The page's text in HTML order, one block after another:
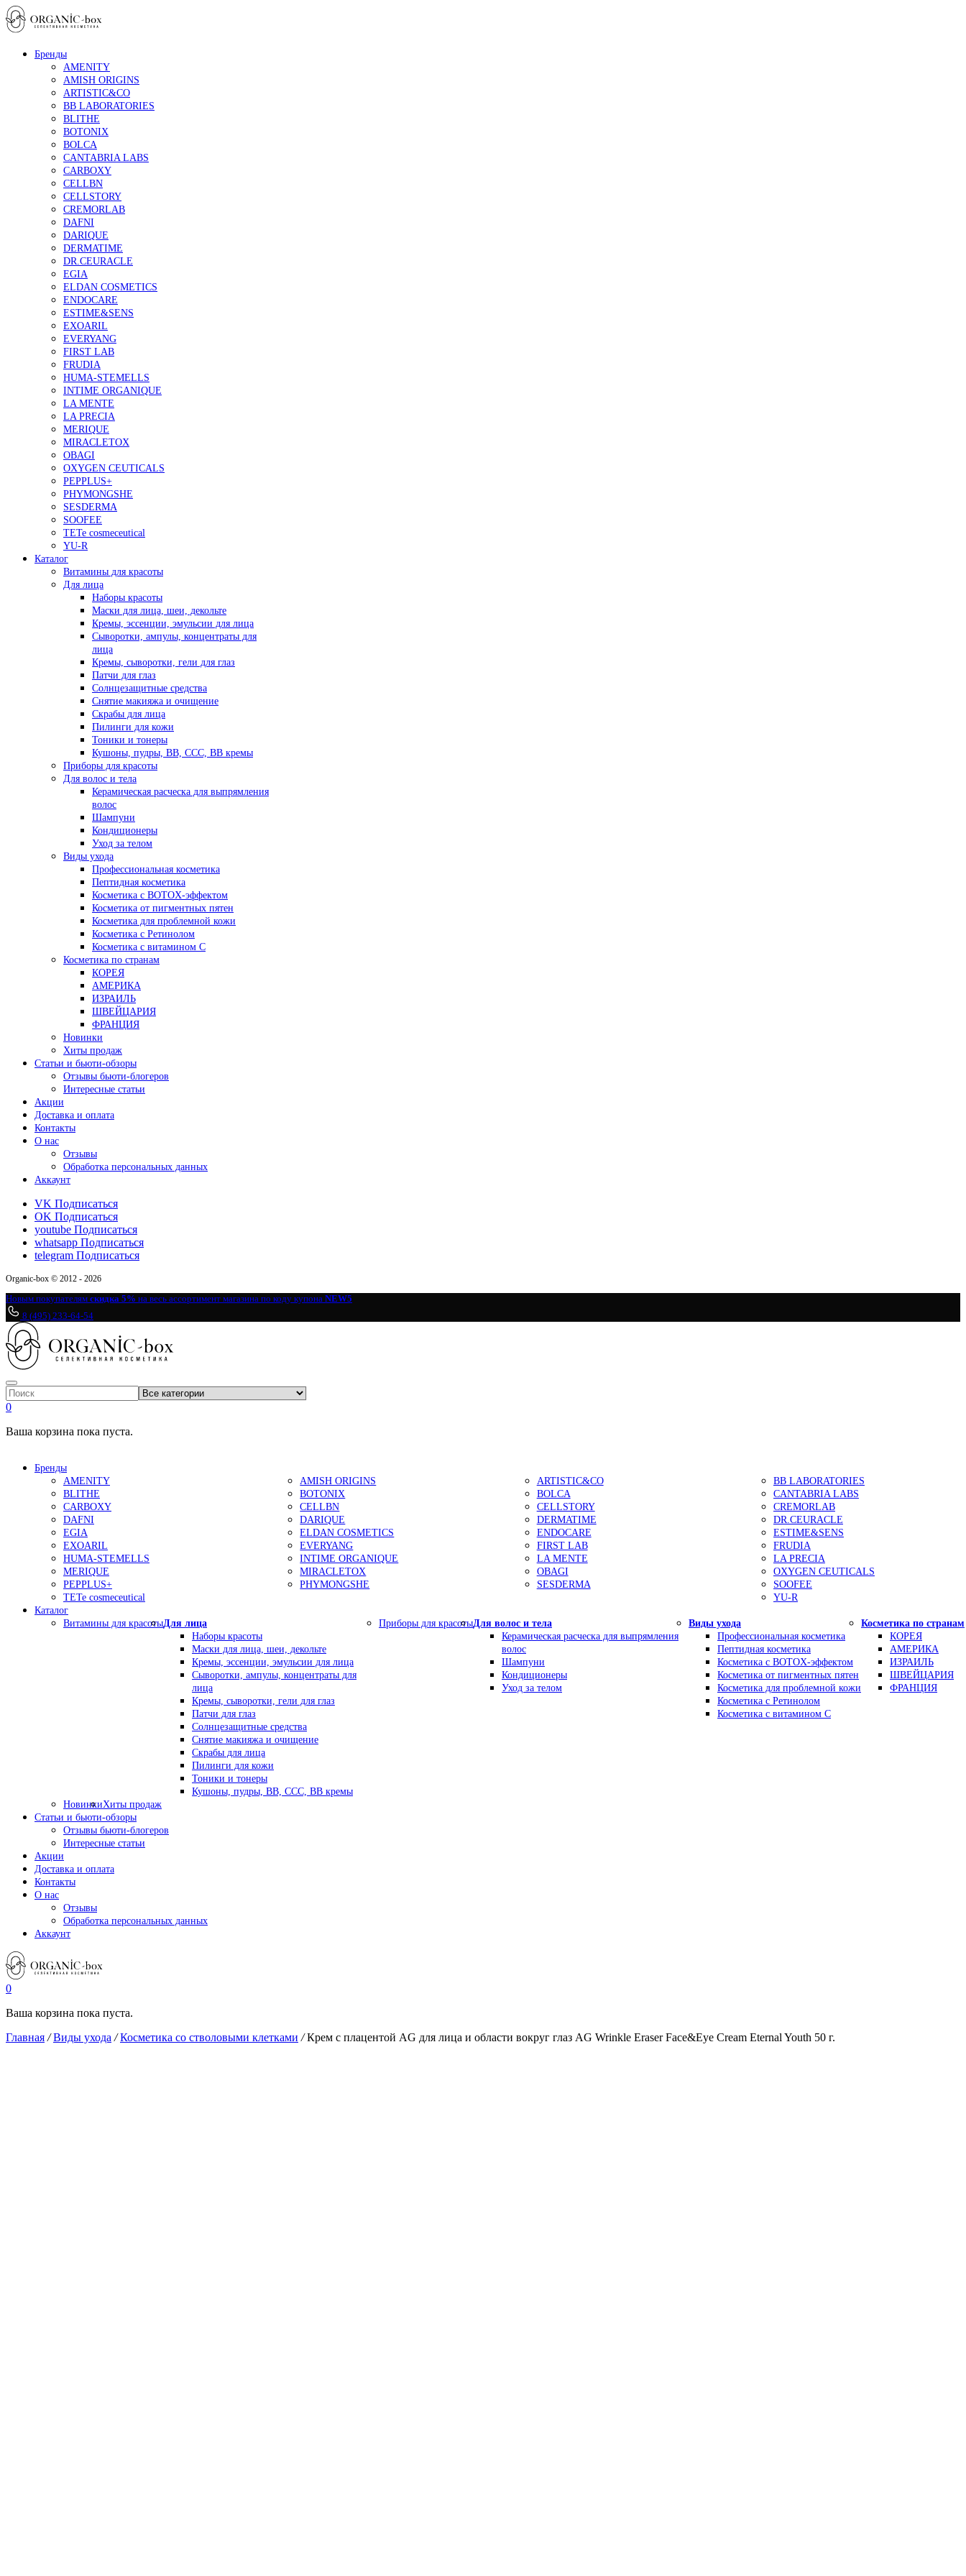
Бренды
AMENITY
AMISH ORIGINS
ARTISTIC&CO
BB LABORATORIES
BLITHE
BOTONIX
BOLCA
CANTABRIA LABS
CARBOXY
CELLBN
CELLSTORY
CREMORLAB
DAFNI
DARIQUE
DERMATIME
DR.CEURACLE
EGIA
ELDAN COSMETICS
ENDOCARE
ESTIME&SENS
EXOARIL
EVERYANG
FIRST LAB
FRUDIA
HUMA-STEMELLS
INTIME ORGANIQUE
LA MENTE
LA PRECIA
MERIQUE
MIRACLETOX
OBAGI
OXYGEN CEUTICALS
PEPPLUS+
PHYMONGSHE
SESDERMA
SOOFEE
TETe cosmeceutical
YU-R
Каталог
Витамины для красоты
Для лица
Наборы красоты
Маски для лица, шеи, декольте
Кремы, эссенции, эмульсии для лица
Сыворотки, ампулы, концентраты для
лица
Кремы, сыворотки, гели для глаз
Патчи для глаз
Солнцезащитные средства
Снятие макияжа и очищение
Скрабы для лица
Пилинги для кожи
Тоники и тонеры
Кушоны, пудры, ВВ, ССС, ВВ кремы
Приборы для красоты
Для волос и тела
Керамическая расческа для выпрямления
волос
Шампуни
Кондиционеры
Уход за телом
Виды ухода
Профессиональная косметика
Пептидная косметика
Косметика с BOTOX-эффектом
Косметика от пигментных пятен
Косметика для проблемной кожи
Косметика с Ретинолом
Косметика с витамином С
Косметика по странам
КОРЕЯ
АМЕРИКА
ИЗРАИЛЬ
ШВЕЙЦАРИЯ
ФРАНЦИЯ
Новинки
Хиты продаж
Статьи и бьюти-обзоры
Отзывы бьюти-блогеров
Интересные статьи
Акции
Доставка и оплата
Контакты
О нас
Отзывы
Обработка персональных данных
Аккаунт
VK Подписаться
OK Подписаться
youtube Подписаться
whatsapp Подписаться
telegram Подписаться
Organic-box © 2012 - 2026
Новым покупателям скидка 5% на весь ассортимент магазина по коду купона NEW5
8 (495) 233-64-54
0
Ваша корзина пока пуста.
Бренды
AMENITY
AMISH ORIGINS ARTISTIC&CO
BB LABORATORIES
BLITHE
BOTONIX BOLCA
CANTABRIA LABS
CARBOXY
CELLBN CELLSTORY
CREMORLAB
DAFNI
DARIQUE DERMATIME
DR.CEURACLE
EGIA
ELDAN COSMETICS ENDOCARE
ESTIME&SENS
EXOARIL
EVERYANG FIRST LAB
FRUDIA
HUMA-STEMELLS
INTIME ORGANIQUE LA MENTE
LA PRECIA
MERIQUE
MIRACLETOX OBAGI
OXYGEN CEUTICALS
PEPPLUS+
PHYMONGSHE SESDERMA
SOOFEE
TETe cosmeceutical
YU-R
Каталог
Витамины для красотыДля лица
Наборы красоты
Маски для лица, шеи, декольте
Кремы, эссенции, эмульсии для лица
Сыворотки, ампулы, концентраты для
лица
Кремы, сыворотки, гели для глаз
Патчи для глаз
Солнцезащитные средства
Снятие макияжа и очищение
Скрабы для лица
Пилинги для кожи
Тоники и тонеры
Кушоны, пудры, ВВ, ССС, ВВ кремы
Приборы для красотыДля волос и тела
Керамическая расческа для выпрямления
волос
Шампуни
Кондиционеры
Уход за телом
Виды ухода
Профессиональная косметика
Пептидная косметика
Косметика с BOTOX-эффектом
Косметика от пигментных пятен
Косметика для проблемной кожи
Косметика с Ретинолом
Косметика с витамином С
Косметика по странам
КОРЕЯ
АМЕРИКА
ИЗРАИЛЬ
ШВЕЙЦАРИЯ
ФРАНЦИЯ
НовинкиХиты продаж
Статьи и бьюти-обзоры
Отзывы бьюти-блогеров
Интересные статьи
Акции
Доставка и оплата
Контакты
О нас
Отзывы
Обработка персональных данных
Аккаунт
0
Ваша корзина пока пуста.
Главная /Виды ухода /Косметика со стволовыми клетками /Крем с плацентой AG для лица и области вокруг глаз AG Wrinkle Eraser Face&Eye Cream Eternal Youth 50 г.